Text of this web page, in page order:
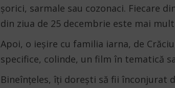
șorici, sarmale sau cozonaci. Fiecare
din ziua de 25 decembrie este mai
Apoi, o ieșire cu familia iarna, de
specifice, colinde, un film în tematică
Bineînțeles, îți dorești să fii înconjurat